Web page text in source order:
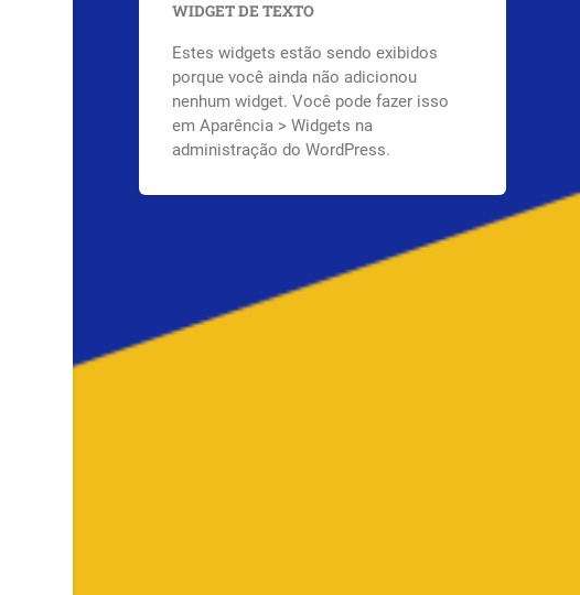
WIDGET DE TEXTO
Estes widgets estão sendo exibidos
porque você ainda não adicionou
nenhum widget. Você pode fazer isso
em Aparência > Widgets na
administração do WordPress.